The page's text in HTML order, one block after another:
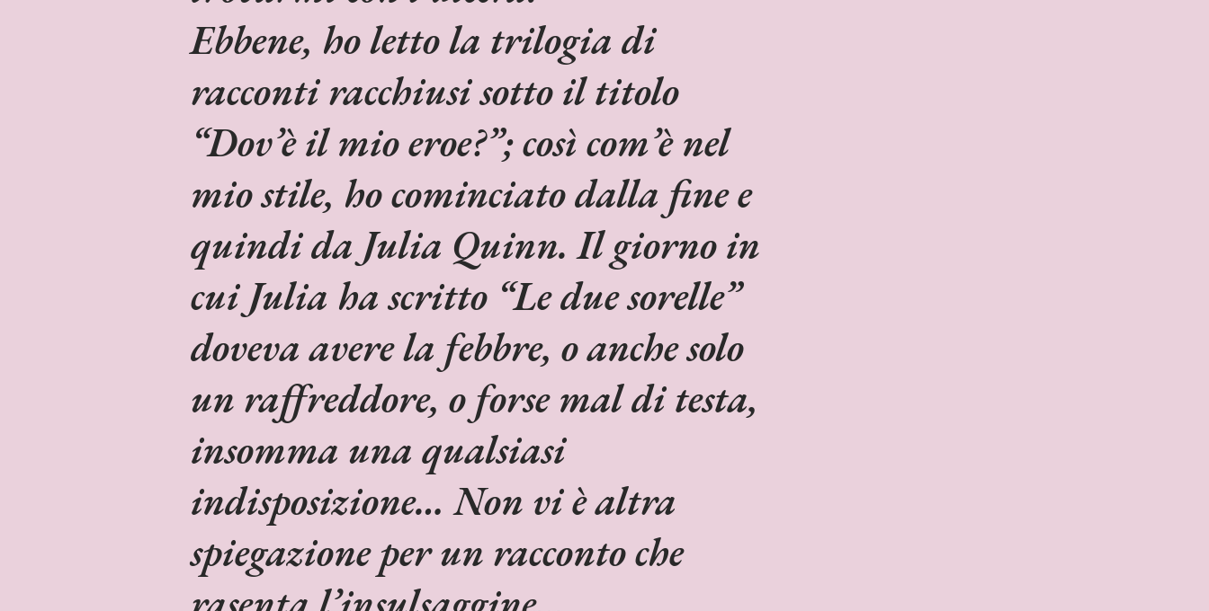
Ebbene, ho letto la trilogia di
racconti racchiusi sotto il titolo
“Dov’è il mio eroe?”; così com’è nel
mio stile, ho cominciato dalla fine e
quindi da Julia Quinn. Il giorno in
cui Julia ha scritto “Le due sorelle”
doveva avere la febbre, o anche solo
un raffreddore, o forse mal di testa,
insomma una qualsiasi
indisposizione… Non vi è altra
spiegazione per un racconto che